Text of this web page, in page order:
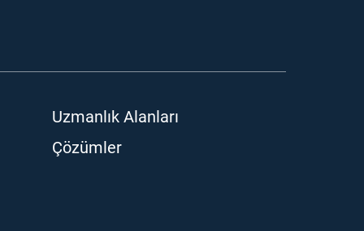
Uzmanlık Alanları
Çözümler